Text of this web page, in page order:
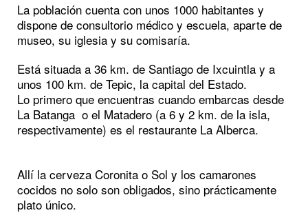
La población cuenta con unos 1000 habitantes y
dispone de consultorio médico y escuela, aparte de
museo, su iglesia y su comisaría.
Está situada a 36 km. de Santiago de Ixcuintla y a
unos 100 km. de Tepic, la capital del Estado.
Lo primero que encuentras cuando embarcas desde
La Batanga o el Matadero (a 6 y 2 km. de la isla,
respectivamente) es el restaurante La Alberca.
Allí la cerveza Coronita o Sol y los camarones
cocidos no solo son obligados, sino prácticamente
plato único.